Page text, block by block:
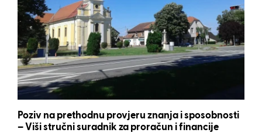
Poziv na prethodnu provjeru znanja i sposobnosti
– Viši stručni suradnik za proračun i financije